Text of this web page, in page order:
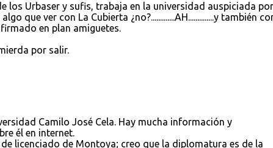
los Urbaser y sufis, trabaja en la universidad auspiciada por
que ver con La Cubierta ¿no?.............AH..............y también
en plan amiguetes.
por salir.
Camilo José Cela. Hay mucha información y
él en internet.
licenciado de Montoya; creo que la diplomatura es de la